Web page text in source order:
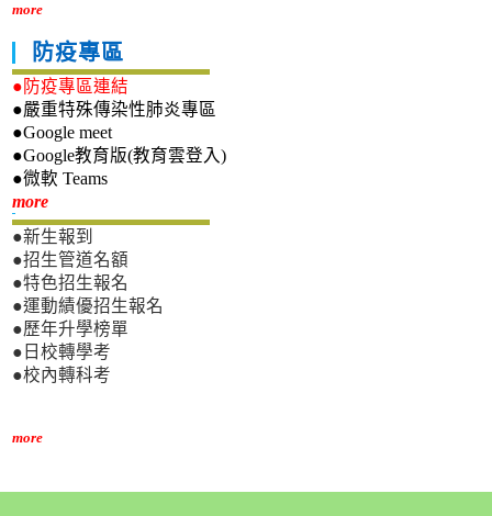
more
防疫專區
●防疫專區連結
●嚴重特殊傳染性肺炎專區
●Google meet
●Google教育版(教育雲登入)
●微軟 Teams
more新生專區
●新生報到
●招生管道名額
●特色招生報名
●運動績優招生報名
●歷年升學榜單
●日校轉學考
●校內轉科考
more